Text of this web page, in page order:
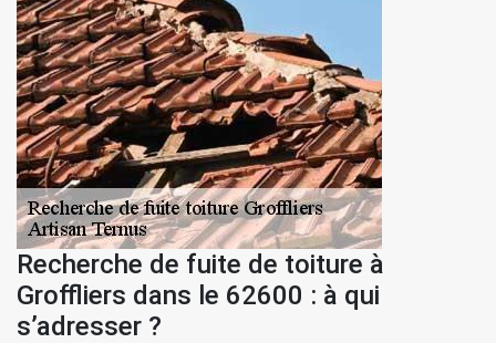
Recherche de fuite de toiture à
Groffliers dans le 62600 : à qui
s’adresser ?